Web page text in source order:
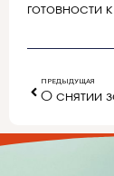
готовности
ПРЕДЫДУЩАЯ
О снятии